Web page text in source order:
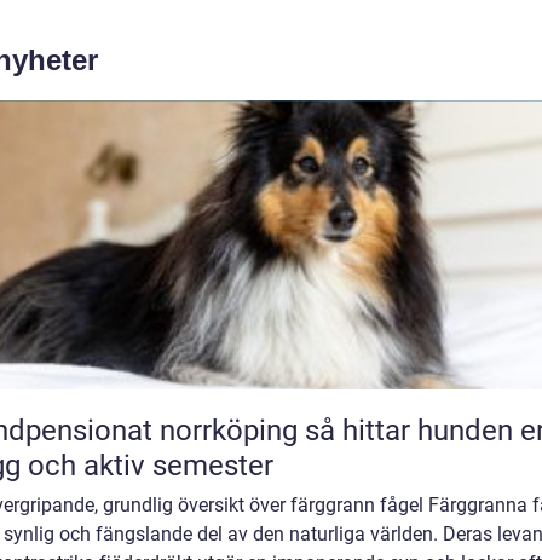
norrköping så hittar hunden en
och aktiv semester
grundlig översikt över färggrann fågel Färggranna
synlig och fängslande del av den naturliga världen. Deras